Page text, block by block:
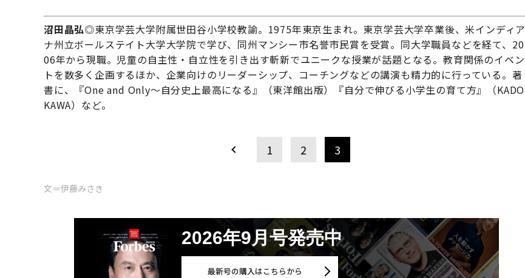
沼田晶弘◎東京学芸大学附属世田谷小学校教諭。1975年東京生まれ。東京学芸大学卒業後、米インディア
ナ州立ボールステイト大学大学院で学び、同州マンシー市名誉市民賞を受賞。同大学職員などを経て、20
06年から現職。児童の自主性・自立性を引き出す斬新でユニークな授業が話題となる。教育関係のイベン
トを数多く企画するほか、企業向けのリーダーシップ、コーチングなどの講演も精力的に行っている。著
書に、『One and Only〜自分史上最高になる』（東洋館出版）『自分で伸びる小学生の育て方』（KADO
KAWA）など。
1 2 3
文＝伊藤みさき
2026年9月号発売中
最新号の購入はこちらから